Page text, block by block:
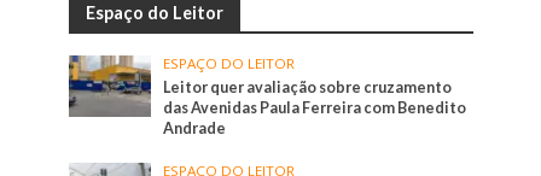
Espaço do Leitor
ESPAÇO DO LEITOR
Leitor quer avaliação sobre cruzamento
das Avenidas Paula Ferreira com Benedito
Andrade
ESPAÇO DO LEITOR